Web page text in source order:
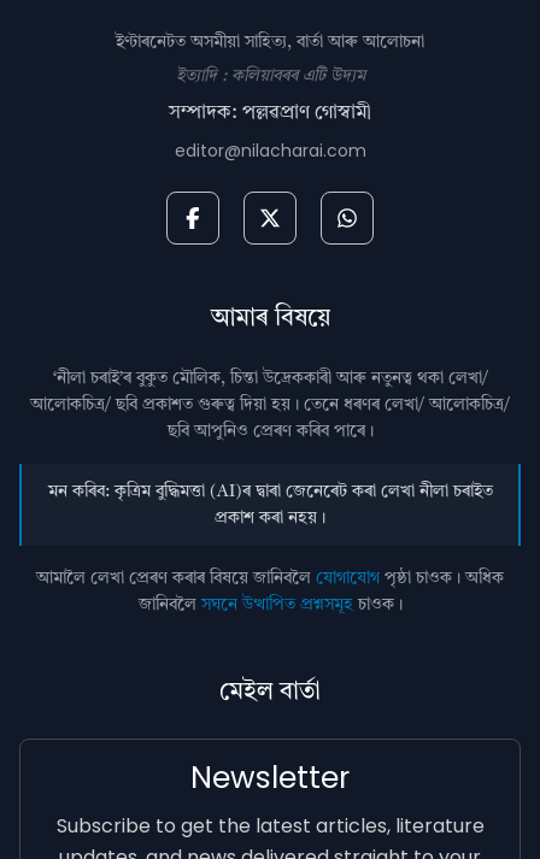
ইণ্টাৰনেটত অসমীয়া সাহিত্য, বাৰ্তা আৰু আলোচনা
ইত্যাদি : কলিয়াবৰৰ এটি উদ্যম
সম্পাদক: পল্লৱপ্ৰাণ গোস্বামী
editor@nilacharai.com
আমাৰ বিষয়ে
‘নীলা চৰাই’ৰ বুকুত মৌলিক, চিন্তা উদ্রেককাৰী আৰু নতুনত্ব থকা লেখা/
আলোকচিত্ৰ/ ছবি প্রকাশত গুৰুত্ব দিয়া হয়। তেনে ধৰণৰ লেখা/ আলোকচিত্ৰ/
ছবি আপুনিও প্রেৰণ কৰিব পাৰে।
মন কৰিব: কৃত্ৰিম বুদ্ধিমত্তা (AI)ৰ দ্বাৰা জেনেৰেট কৰা লেখা নীলা চৰাইত
প্ৰকাশ কৰা নহয়।
আমালৈ লেখা প্ৰেৰণ কৰাৰ বিষয়ে জানিবলৈ যোগাযোগ পৃষ্ঠা চাওক। অধিক
জানিবলৈসঘনে উত্থাপিত প্ৰশ্নসমূহচাওক।
মেইল বাৰ্তা
Newsletter
Subscribe to get the latest articles, literature